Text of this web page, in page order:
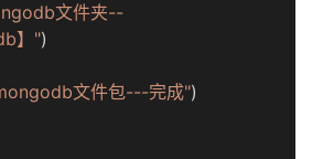
文件夹--
】")
文件包---完成")